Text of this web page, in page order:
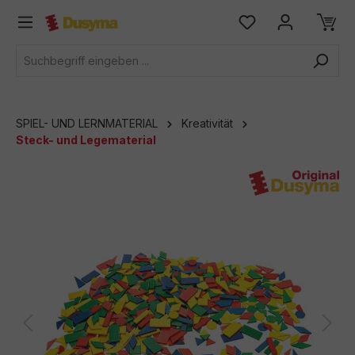
springen
SPIEL- UND LERNMATERIAL
Kreativität
Steck- und Legematerial